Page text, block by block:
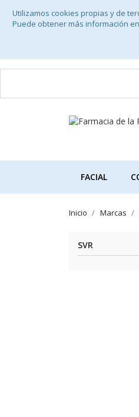
Utilizamos cookies propias y de
Puede obtener más información
FACIAL
Inicio Marcas
SVR